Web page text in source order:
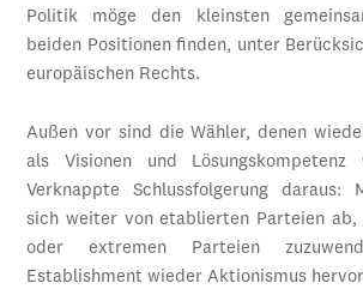
Politik möge den kleinsten
beiden Positionen finden, unter
europäischen Rechts.
Außen vor sind die Wähler, denen
als Visionen und Lösungskompetenz
Verknappte Schlussfolgerung daraus:
sich weiter von etablierten Parteien ab,
oder extremen Parteien
Establishment wieder Aktionismus